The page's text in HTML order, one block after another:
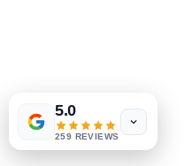
5.0
259 REVIEWS